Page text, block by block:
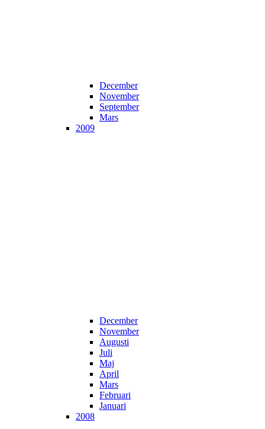
December
November
September
Mars
2009
December
November
Augusti
Juli
Maj
April
Mars
Februari
Januari
2008